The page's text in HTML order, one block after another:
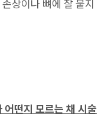
상이나 뼈에 잘 붙지
어떤지 모르는 채 시술